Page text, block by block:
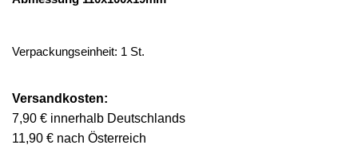
Verpackungseinheit: 1 St.
Versandkosten:
7,90 € innerhalb Deutschlands
11,90 € nach Österreich